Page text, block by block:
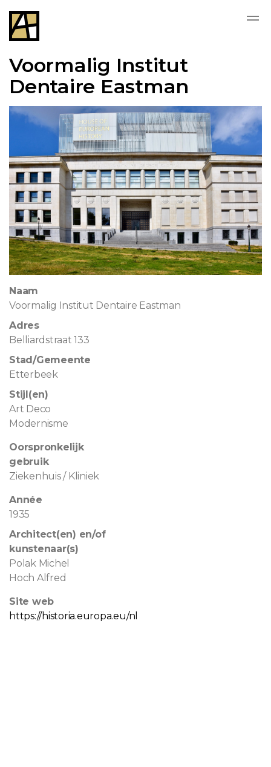
Voormalig Institut
Dentaire Eastman
Naam
Voormalig Institut Dentaire Eastman
Adres
Belliardstraat 133
Stad/Gemeente
Etterbeek
Stijl(en)
Art Deco
Modernisme
Oorspronkelijk
gebruik
Ziekenhuis / Kliniek
Année
1935
Architect(en) en/of
kunstenaar(s)
Polak Michel
Hoch Alfred
Site web
https://historia.europa.eu/nl